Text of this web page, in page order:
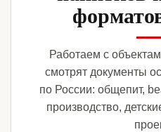
Работаем с
смотрят документы
по России: общепит,
производство,